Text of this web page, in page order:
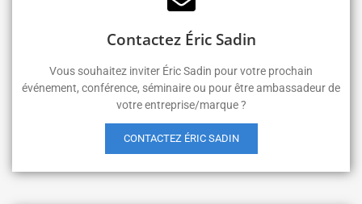
Contactez Éric Sadin
Vous souhaitez inviter Éric Sadin pour votre prochain
événement, conférence, séminaire ou pour être ambassadeur de
votre entreprise/marque ?
CONTACTEZ ÉRIC SADIN